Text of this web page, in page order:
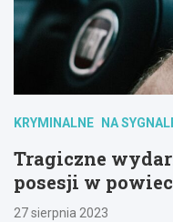
KRYMINALNE NA
Tragiczne
posesji w
27 sierpnia 2023